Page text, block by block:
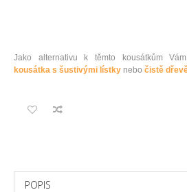
Jako alternativu k těmto kousátkům
kousátka s šustivými lístky nebo čistě
POPIS